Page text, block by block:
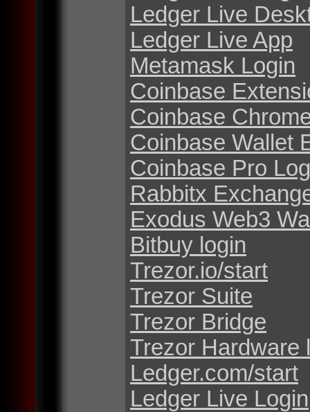
Ledger Live
Ledger Live App
Metamask Login
Coinbase
Coinbase
Coinbase Wallet
Coinbase Pro
Rabbitx
Exodus Web3
Bitbuy login
Trezor.io/start
Trezor Suite
Trezor Bridge
Trezor Hardware
Ledger.com/start
Ledger Live Login